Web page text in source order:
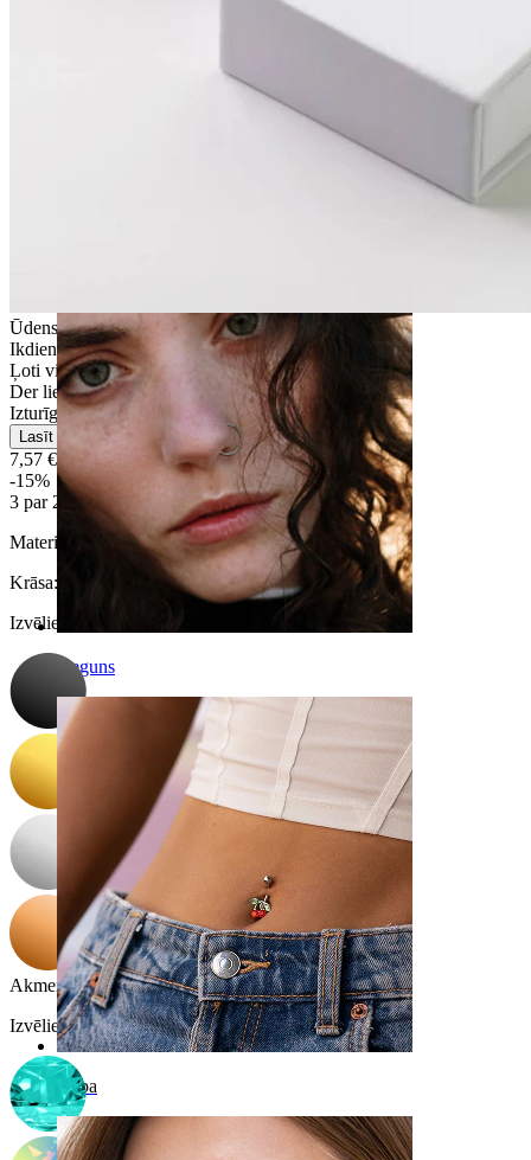
Deguns
Naba
Ūdensizturīga
Ikdienas lietošana
Ļoti vienkārša
Der lielākajai daļai ādas tipu
Izturīga
Lasīt vairāk
7,57 €8,90 €
-15%
3 par 2
Materiāls:
Ķirurģiskais tērauds
Krāsa:
Izvēlieties Krāsa
Akmens krāsa:
Izvēlieties Akmens krāsa